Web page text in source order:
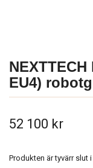
NEXTTECH
EU4)
52 100 kr
Produkten är tyvärr slut i